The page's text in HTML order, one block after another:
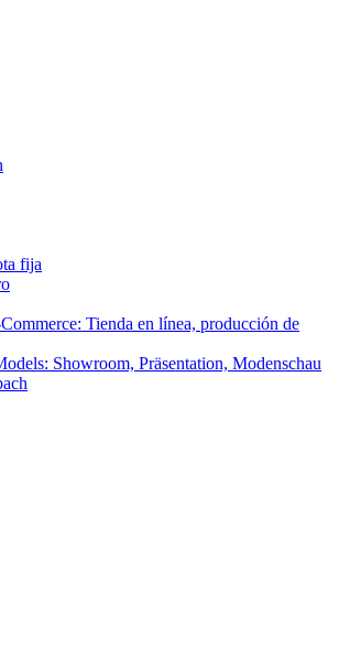
fija
Tienda en línea, producción de
Showroom, Präsentation, Modenschau